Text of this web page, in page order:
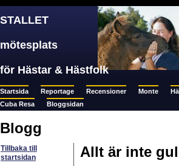
STALLET
mötesplats
för Hästar & Hästfolk
Startsida Reportage Recensioner Monte
Cuba Resa
Bloggsidan
Blogg
Tillbaka till
startsidan
Allt är inte